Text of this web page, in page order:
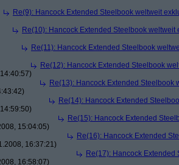
Re(9): Hancock Extended Steelbook weltweit
Re(10): Hancock Extended Steelbook weltweit
Re(11): Hancock Extended Steelbook
Re(12): Hancock Extended Steelbook
Re(13): Hancock Extended Steelbook
Re(14): Hancock Extended
Re(15): Hancock Extended
15:04:05)
Re(16): Hancock Extended
16:37:21)
Re(17): Hancock
16:58:07)